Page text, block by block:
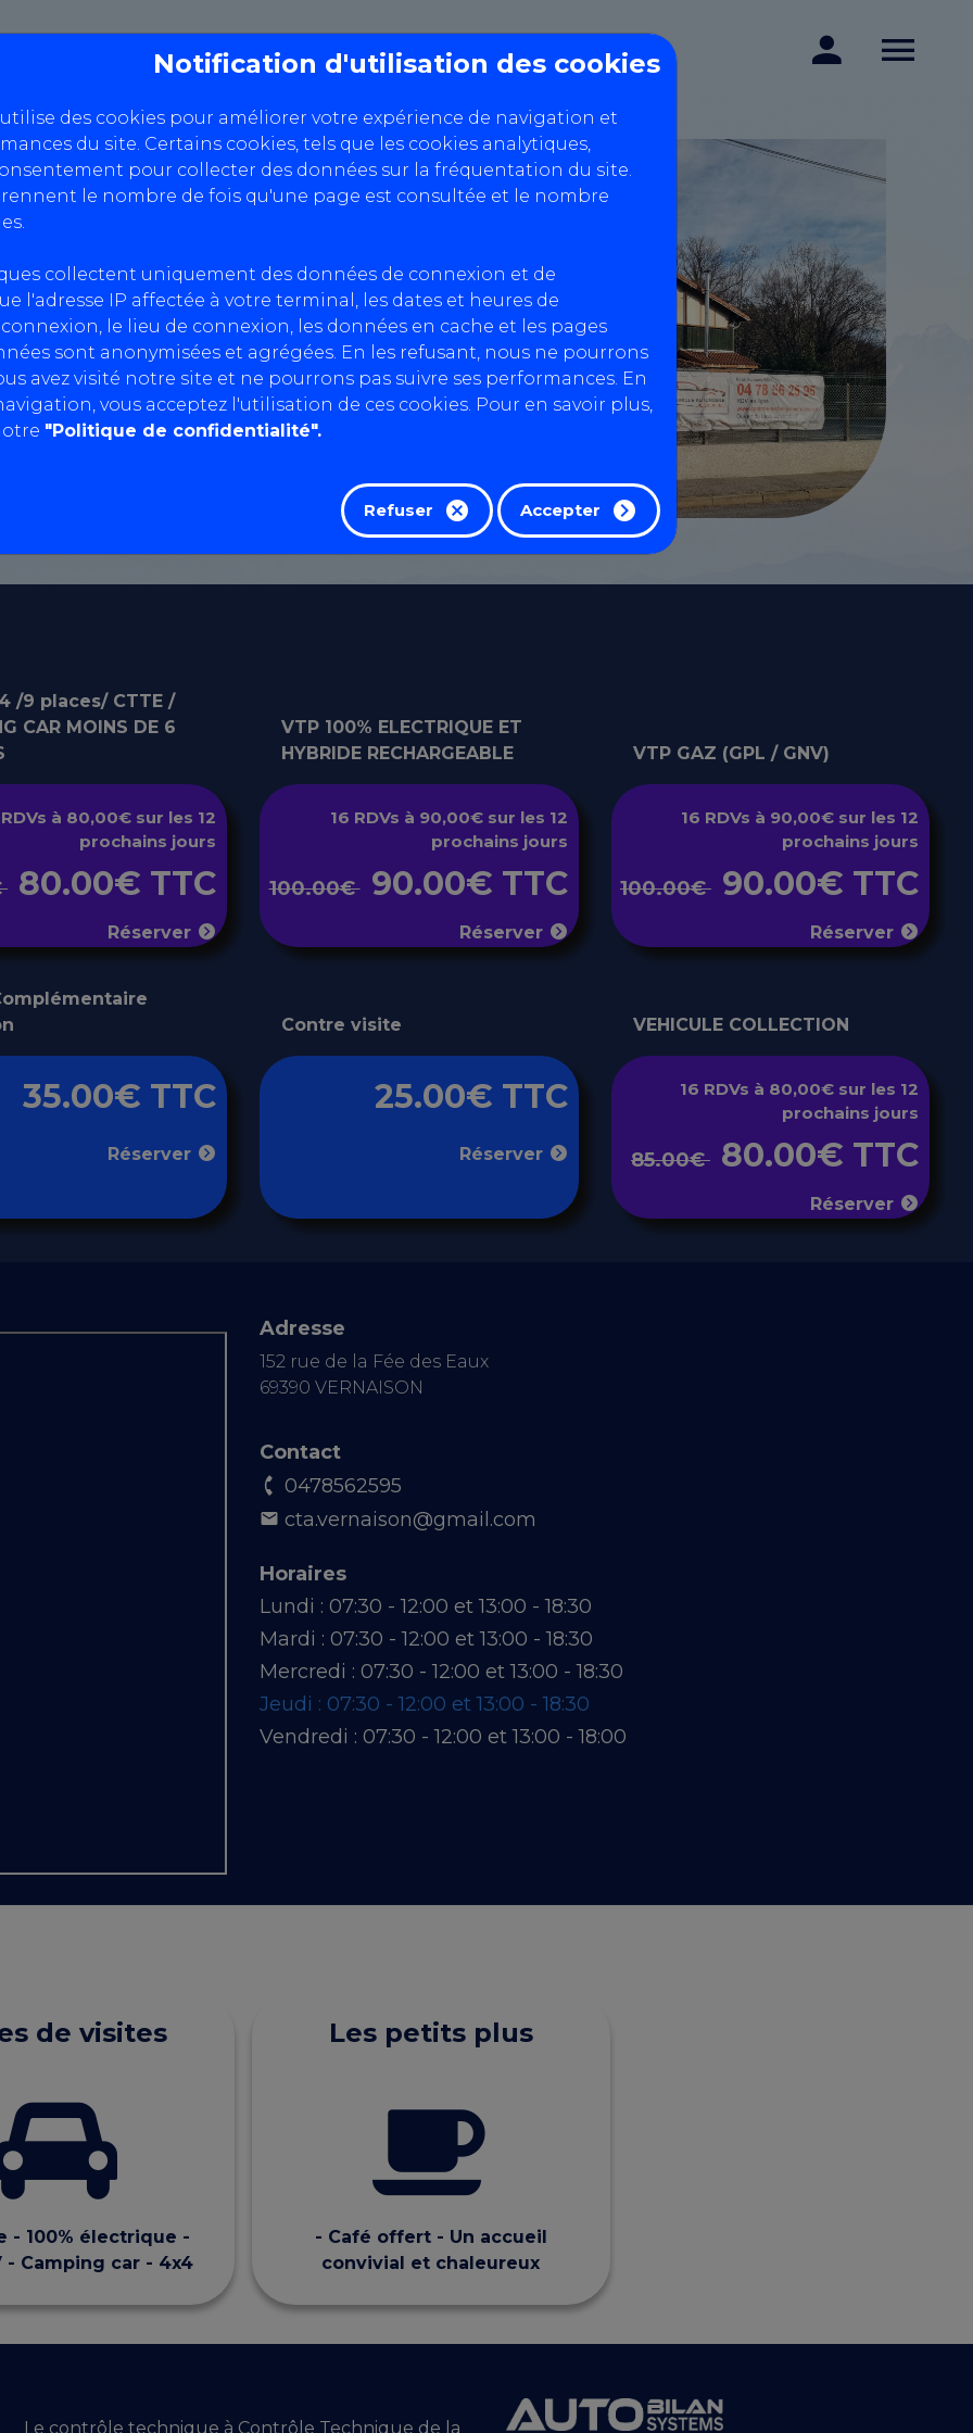
Notification d'utilisation des cookies
des cookies pour améliorer votre expérience de navigation et
du site. Certains cookies, tels que les cookies analytiques,
pour collecter des données sur la fréquentation du site.
le nombre de fois qu'une page est consultée et le nombre
collectent uniquement des données de connexion et de
l'adresse IP affectée à votre terminal, les dates et heures de
le lieu de connexion, les données en cache et les pages
sont anonymisées et agrégées. En les refusant, nous ne pourrons
avez visité notre site et ne pourrons pas suivre ses performances. En
vous acceptez l'utilisation de ces cookies. Pour en savoir plus,
"Politique de confidentialité".
Refuser Accepter
de la Fee
/9 places/ CTTE /
CAR MOINS DE 6
RDVs à 80,00€ sur les 12
prochains jours
80.00€ TTC
Réserver
VTP 100% ELECTRIQUE ET
HYBRIDE RECHARGEABLE
16 RDVs à 90,00€ sur les 12
prochains jours
100.00€ 90.00€ TTC
Réserver
VTP GAZ (GPL / GNV)
16 RDVs à 90,00€ sur les 12
prochains jours
100.00€ 90.00€ TTC
Réserver
35.00€ TTC
Réserver
Contre visite
25.00€ TTC
Réserver
VEHICULE COLLECTION
16 RDVs à 80,00€ sur les 12
prochains jours
85.00€ 80.00€ TTC
Réserver
Adresse
152 rue de la Fée des Eaux
69390 VERNAISON
Contact
0478562595
cta.vernaison@gmail.com
Horaires
Lundi : 07:30 - 12:00 et 13:00 - 18:30
Mardi : 07:30 - 12:00 et 13:00 - 18:30
Mercredi : 07:30 - 12:00 et 13:00 - 18:30
Jeudi : 07:30 - 12:00 et 13:00 - 18:30
Vendredi : 07:30 - 12:00 et 13:00 - 18:00
de visites
- 100% électrique -
- Camping car - 4x4
Les petits plus
- Café offert - Un accueil
convivial et chaleureux
Le contrôle technique à Contrôle Technique de la